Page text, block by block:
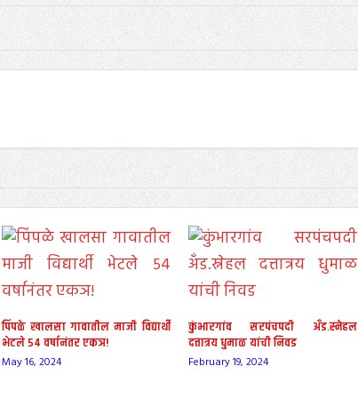
पिंपळे खालसा गावातील माजी विद्यार्थी
भेटले ५४ वर्षानंतर एकञ!
May 16, 2024
कुंभारगांव सरपंचपदी अँड.स्नेहल
दत्तात्रय धुमाळ यांची निवड
February 19, 2024